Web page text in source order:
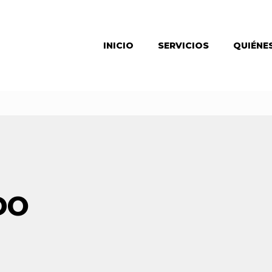
INICIO SERVICIOS